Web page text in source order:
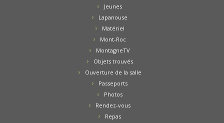
Jeunes
Lapanouse
Matériel
Mont-Roc
MontagneTV
Objets trouvés
Ouverture de la salle
Passeports
Photos
Rendez-vous
Repas